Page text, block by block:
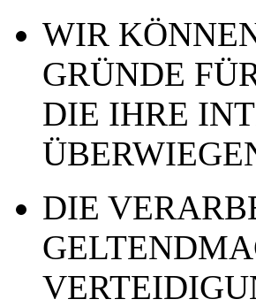
WIR
GRÜNDE
DIE IHRE
DIE